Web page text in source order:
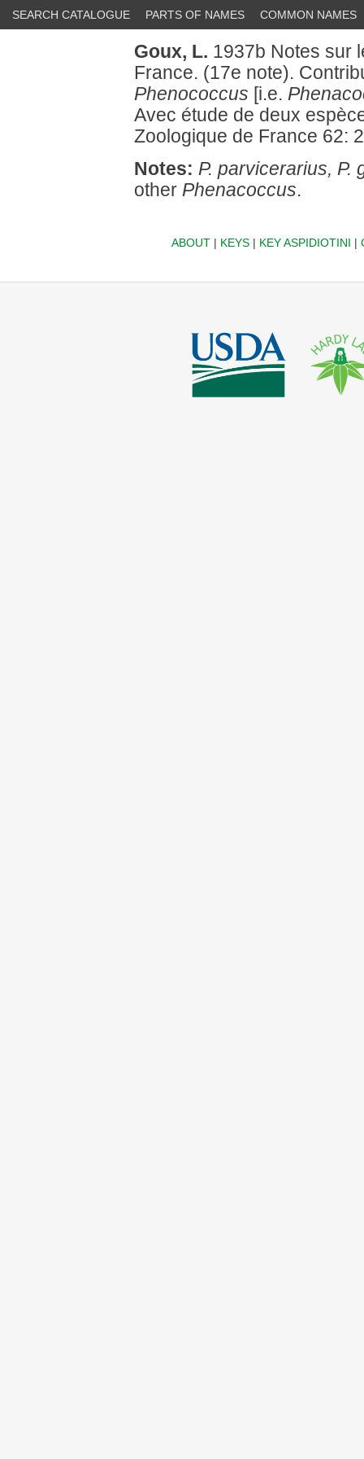
SEARCH CATALOGUE PARTS OF NAMES COMMON NAMES
Goux, L. 1937b Notes sur
France. (17e note).
Phenococcus [i.e.
Avec étude de deux
Zoologique de France 62:
Notes: P. parvicerarius, P.
other Phenacoccus.
ABOUT| KEYS| KEY ASPIDIOTINI |